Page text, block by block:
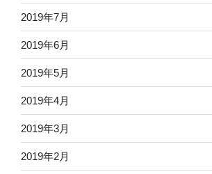
2019年7月
2019年6月
2019年5月
2019年4月
2019年3月
2019年2月